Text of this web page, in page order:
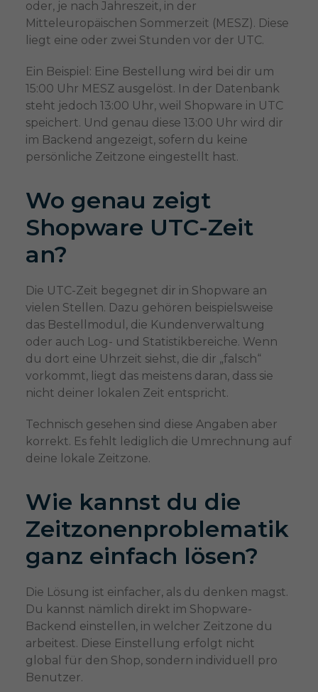
oder, je nach Jahreszeit, in der
Mitteleuropäischen Sommerzeit (MESZ). Diese
liegt eine oder zwei Stunden vor der UTC.
Ein Beispiel: Eine Bestellung wird bei dir um
15:00 Uhr MESZ ausgelöst. In der Datenbank
steht jedoch 13:00 Uhr, weil Shopware in UTC
speichert. Und genau diese 13:00 Uhr wird dir
im Backend angezeigt, sofern du keine
persönliche Zeitzone eingestellt hast.
Wo genau zeigt
Shopware UTC-Zeit
an?
Die UTC-Zeit begegnet dir in Shopware an
vielen Stellen. Dazu gehören beispielsweise
das Bestellmodul, die Kundenverwaltung
oder auch Log- und Statistikbereiche. Wenn
du dort eine Uhrzeit siehst, die dir „falsch“
vorkommt, liegt das meistens daran, dass sie
nicht deiner lokalen Zeit entspricht.
Technisch gesehen sind diese Angaben aber
korrekt. Es fehlt lediglich die Umrechnung auf
deine lokale Zeitzone.
Wie kannst du die
Zeitzonenproblematik
ganz einfach lösen?
Die Lösung ist einfacher, als du denken magst.
Du kannst nämlich direkt im Shopware-
Backend einstellen, in welcher Zeitzone du
arbeitest. Diese Einstellung erfolgt nicht
global für den Shop, sondern individuell pro
Benutzer.